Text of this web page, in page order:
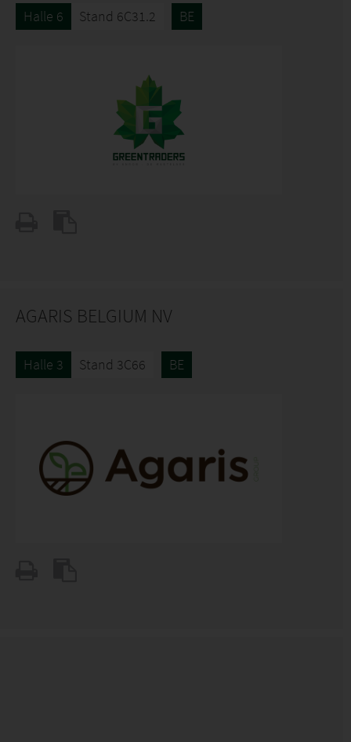
Halle 6 Stand 6C31.2 BE
AGARIS BELGIUM NV
Halle 3 Stand 3C66 BE